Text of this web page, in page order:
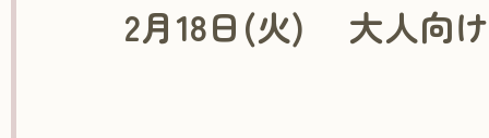
2月18日(火) 大人向